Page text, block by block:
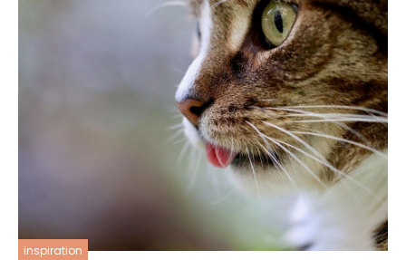
inspiration